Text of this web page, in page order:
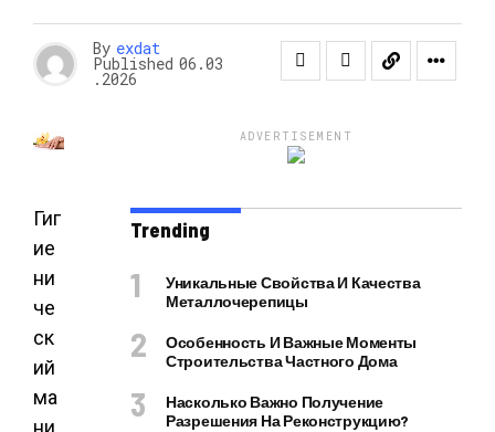
By exdat
Published 06.03
.2026
Гиг
ие
ни
че
ск
ий
ма
ни
ADVERTISEMENT
Trending
Уникальные Свойства И Качества
Металлочерепицы
Особенность И Важные Моменты
Строительства Частного Дома
Насколько Важно Получение
Разрешения На Реконструкцию?